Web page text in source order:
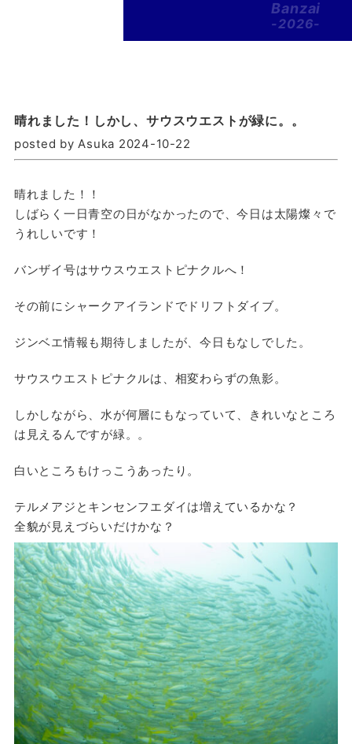
Banzai
-2026-
晴れました！しかし、サウスウエストが緑に。。
posted by Asuka 2024-10-22
晴れました！！
しばらく一日青空の日がなかったので、今日は太陽燦々で
うれしいです！
バンザイ号はサウスウエストピナクルへ！
その前にシャークアイランドでドリフトダイブ。
ジンベエ情報も期待しましたが、今日もなしでした。
サウスウエストピナクルは、相変わらずの魚影。
しかしながら、水が何層にもなっていて、きれいなところ
は見えるんですが緑。。
白いところもけっこうあったり。
テルメアジとキンセンフエダイは増えているかな？
全貌が見えづらいだけかな？